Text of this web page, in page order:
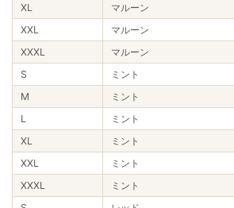
XL
マルーン
XXL
マルーン
XXXL
マルーン
S
ミント
M
ミント
L
ミント
XL
ミント
XXL
ミント
XXXL
ミント